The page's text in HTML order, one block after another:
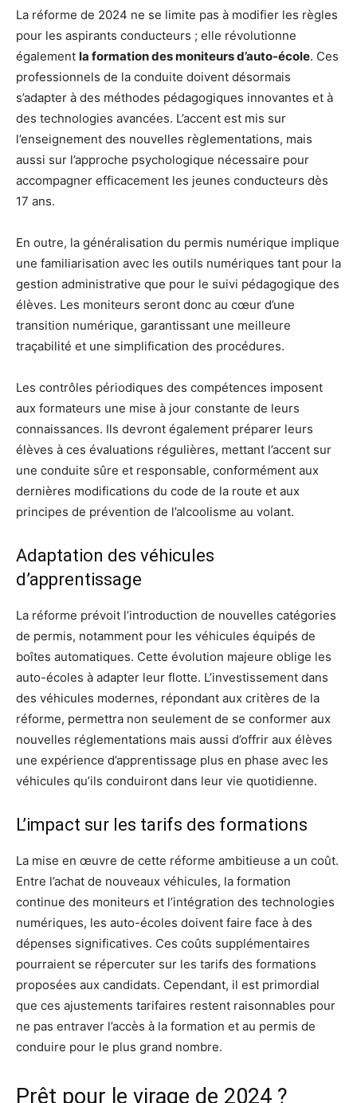
La réforme de 2024 ne se limite pas à modifier les règles
pour les aspirants conducteurs ; elle révolutionne
également la formation des moniteurs d’auto-école. Ces
professionnels de la conduite doivent désormais
s’adapter à des méthodes pédagogiques innovantes et à
des technologies avancées. L’accent est mis sur
l’enseignement des nouvelles règlementations, mais
aussi sur l’approche psychologique nécessaire pour
accompagner efficacement les jeunes conducteurs dès
17 ans.
En outre, la généralisation du permis numérique implique
une familiarisation avec les outils numériques tant pour la
gestion administrative que pour le suivi pédagogique des
élèves. Les moniteurs seront donc au cœur d’une
transition numérique, garantissant une meilleure
traçabilité et une simplification des procédures.
Les contrôles périodiques des compétences imposent
aux formateurs une mise à jour constante de leurs
connaissances. Ils devront également préparer leurs
élèves à ces évaluations régulières, mettant l’accent sur
une conduite sûre et responsable, conformément aux
dernières modifications du code de la route et aux
principes de prévention de l’alcoolisme au volant.
Adaptation des véhicules
d’apprentissage
La réforme prévoit l’introduction de nouvelles catégories
de permis, notamment pour les véhicules équipés de
boîtes automatiques. Cette évolution majeure oblige les
auto-écoles à adapter leur flotte. L’investissement dans
des véhicules modernes, répondant aux critères de la
réforme, permettra non seulement de se conformer aux
nouvelles réglementations mais aussi d’offrir aux élèves
une expérience d’apprentissage plus en phase avec les
véhicules qu’ils conduiront dans leur vie quotidienne.
L’impact sur les tarifs des formations
La mise en œuvre de cette réforme ambitieuse a un coût.
Entre l’achat de nouveaux véhicules, la formation
continue des moniteurs et l’intégration des technologies
numériques, les auto-écoles doivent faire face à des
dépenses significatives. Ces coûts supplémentaires
pourraient se répercuter sur les tarifs des formations
proposées aux candidats. Cependant, il est primordial
que ces ajustements tarifaires restent raisonnables pour
ne pas entraver l’accès à la formation et au permis de
conduire pour le plus grand nombre.
Prêt pour le virage de 2024 ?